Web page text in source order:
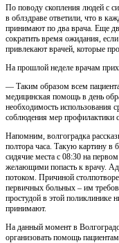
По поводу скопления людей с
в облздраве ответили, что в
принимают по два врача. Еще
сократить время ожидания,
привлекают врачей, которые
На прошлой неделе врачам
— Таким образом всем
медицинская помощь в день
необходимость использования
соблюдения мер профилактики
Напомним, волгоградка
полтора часа. Такую картину в
сидячие места с 08:30 на
желающими попасть к врачу.
потоком. Причиной
первичных больных – им
простудой в этой поликлинике
принимают.
На данный момент в
организовать помощь